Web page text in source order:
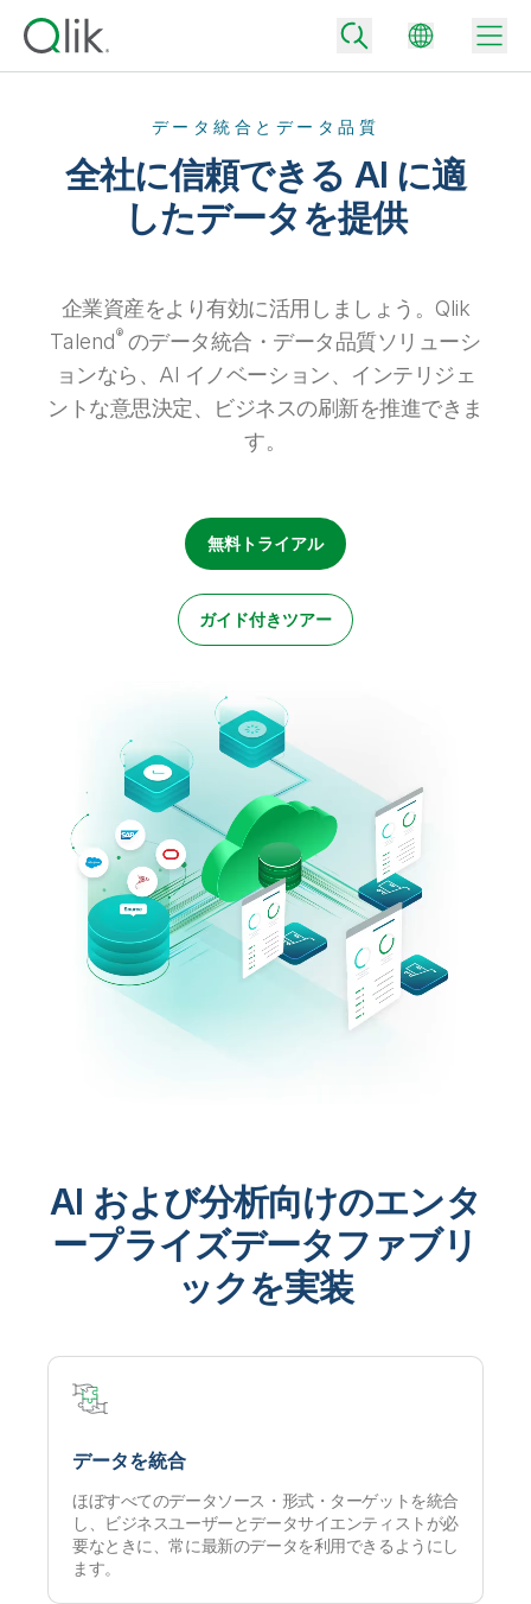
Back
カスタマーポータル
初期トレーニング
ニュースルーム
事業所 / 連絡先
Back
データをビジネス成果へ
テクノロジーパートナーとの連携
Qlik のデータ統合とデータ分析の価値を最大化
データ統合
データ分析と AI
データ統合とデータ品質の価格
適切なデータ統合プランで、信頼できるデータを迅速に提供し、よりスマー
トな意思決定を促進します。
の達成をサポートします。
イベント / Web セミナー
データ統合とデータ品質
全社に信頼できる AI に適
したデータを提供
企業資産をより有効に活用しましょう。Qlik
Talend®のデータ統合・データ品質ソリューシ
ョンなら、AI イノベーション、インテリジェ
ントな意思決定、ビジネスの刷新を推進できま
す。
無料トライアル
ガイド付きツアー
AI および分析向けのエンタ
ープライズデータファブリ
ックを実装
データを統合
ほぼすべてのデータソース・形式・ターゲットを統合
し、ビジネスユーザーとデータサイエンティストが必
要なときに、常に最新のデータを利用できるようにし
ます。